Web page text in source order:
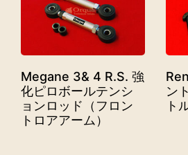
Megane 3& 4 R.S. 強
化ピロボールテンシ
ョンロッド（フロン
トロアアーム）
ン
ト